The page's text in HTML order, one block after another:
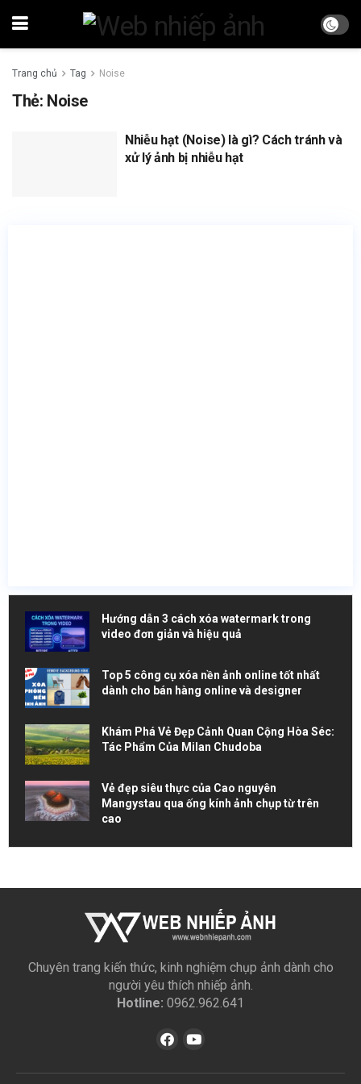
Trang chủ Tag Noise
Thẻ: Noise
Nhiễu hạt (Noise) là gì? Cách tránh và
xử lý ảnh bị nhiễu hạt
Hướng dẫn 3 cách xóa watermark trong
video đơn giản và hiệu quả
Top 5 công cụ xóa nền ảnh online tốt nhất
dành cho bán hàng online và designer
Khám Phá Vẻ Đẹp Cảnh Quan Cộng Hòa Séc:
Tác Phẩm Của Milan Chudoba
Vẻ đẹp siêu thực của Cao nguyên
Mangystau qua ống kính ảnh chụp từ trên
cao
Chuyên trang kiến thức, kinh nghiệm chụp ảnh dành cho
người yêu thích nhiếp ảnh.
Hotline: 0962.962.641